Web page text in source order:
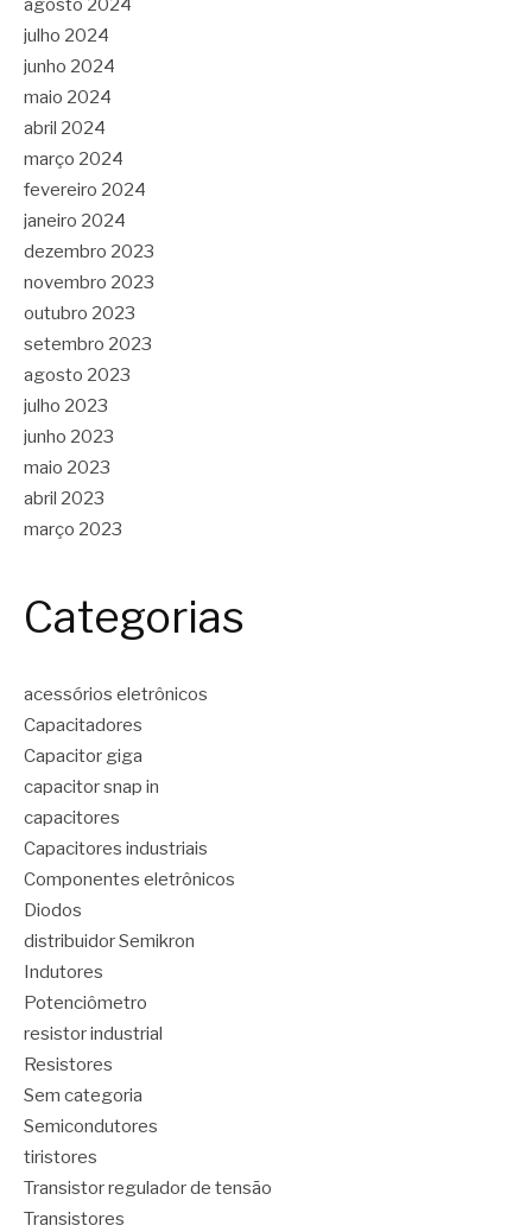
agosto 2024
julho 2024
junho 2024
maio 2024
abril 2024
março 2024
fevereiro 2024
janeiro 2024
dezembro 2023
novembro 2023
outubro 2023
setembro 2023
agosto 2023
julho 2023
junho 2023
maio 2023
abril 2023
março 2023
Categorias
acessórios eletrônicos
Capacitadores
Capacitor giga
capacitor snap in
capacitores
Capacitores industriais
Componentes eletrônicos
Diodos
distribuidor Semikron
Indutores
Potenciômetro
resistor industrial
Resistores
Sem categoria
Semicondutores
tiristores
Transistor regulador de tensão
Transistores